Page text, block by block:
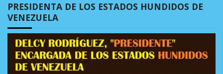
PRESIDENTA DE LOS ESTADOS HUNDIDOS DE
VENEZUELA